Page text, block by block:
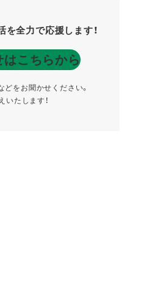
全力で応援します！
こちらから
をお聞かせください。
いたします！